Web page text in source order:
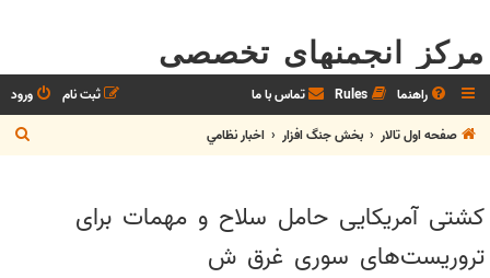
مرکز انجمنهای تخصصی
راهنما Rules تماس با ما ورود
ثبت نام
صفحه اول تالار
بخش جنگ افزار اخبار نظامي
س
کشتی آمریکایی حامل سلاح و مهمات برای
تروریست‌های سوری غرق ش